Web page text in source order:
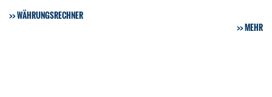
WÄHRUNGSRECHNER
MEHR